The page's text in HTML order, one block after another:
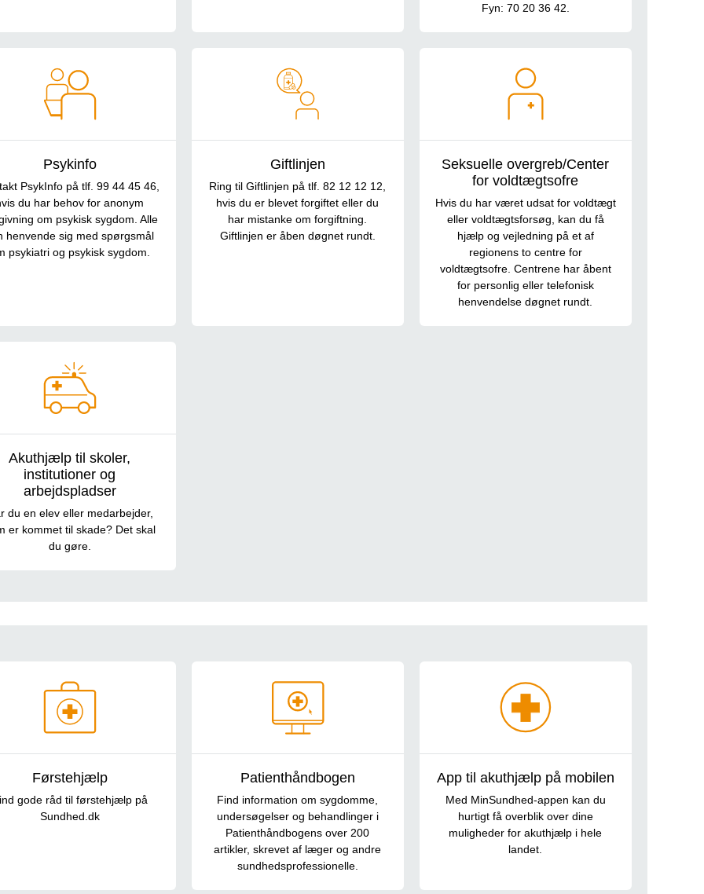
Fyn: 70 20 36 42.
Psykinfo
PsykInfo på tlf. 99 44 45 46,
du har behov for anonym
om psykisk sygdom. Alle
henvende sig med spørgsmål
psykiatri og psykisk sygdom.
Giftlinjen
Ring til Giftlinjen på tlf. 82 12 12 12,
hvis du er blevet forgiftet eller du
har mistanke om forgiftning.
Giftlinjen er åben døgnet rundt.​
Seksuelle overgreb/Center
for voldtægtsofre
Hvis du har været udsat for voldtægt
eller voldtægtsforsøg, kan du få
hjælp og vejledning på et af
regionens to centre for
voldtægtsofre. Centrene har åbent
for personlig eller telefonisk
henvendelse døgnet rundt.
Akuthjælp til skoler,
institutioner og
arbejdspladser
du en elev eller medarbejder,
er kommet til skade? Det skal
du gøre.
Førstehjælp
gode råd til førstehjælp på
Sundhed.dk
Patienthåndbogen
Find information om sygdomme,
undersøgelser og behandlinger i
Patienthåndbogens over 200
artikler, skrevet af læger og andre
sundhedsprofessionelle.
App til akuthjælp på mobilen
Med MinSundhed-appen kan du
hurtigt få overblik over dine
muligheder for akuthjælp i hele
landet.